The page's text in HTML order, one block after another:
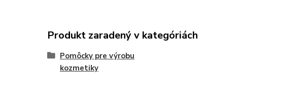
Produkt zaradený v kategóriách
Pomôcky pre výrobu
kozmetiky